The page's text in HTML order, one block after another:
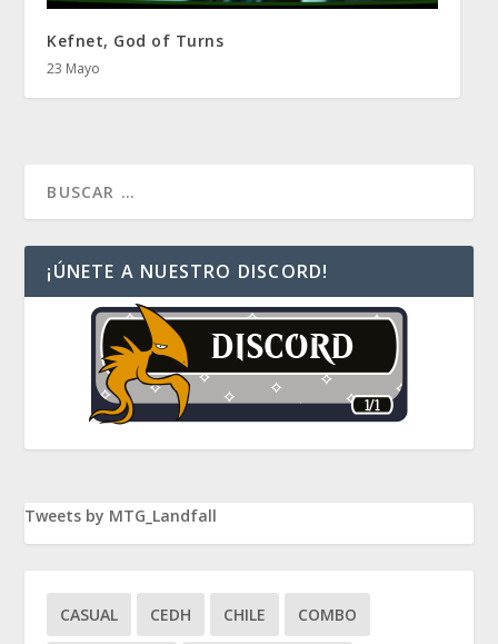
Kefnet, God of Turns
23 Mayo
¡ÚNETE A NUESTRO DISCORD!
Tweets by MTG_Landfall
CASUAL CEDH CHILE COMBO